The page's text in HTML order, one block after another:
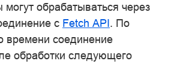
могут обрабатываться через
с Fetch API. По
времени соединение
обработки следующего